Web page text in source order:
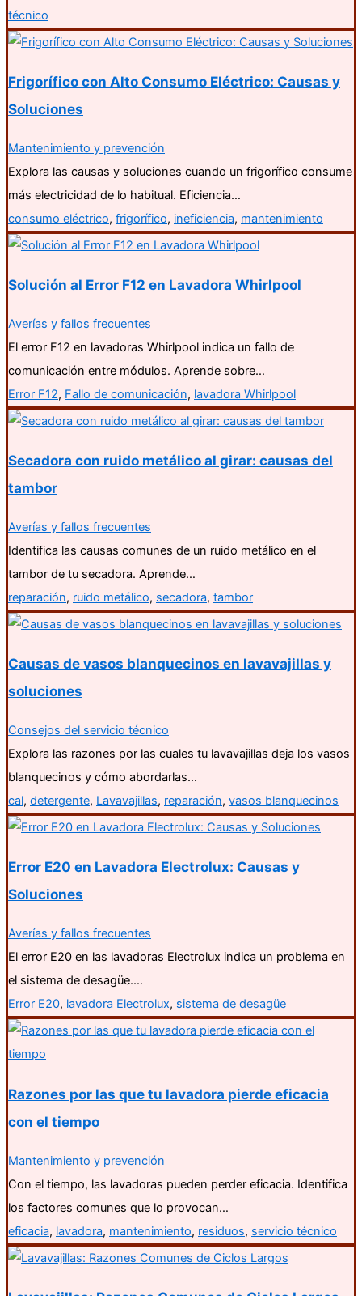
técnico
Frigorífico con Alto Consumo Eléctrico: Causas y
Soluciones
Mantenimiento y prevención
Explora las causas y soluciones cuando un frigorífico consume
más electricidad de lo habitual. Eficiencia…
consumo eléctrico, frigorífico, ineficiencia, mantenimiento
Solución al Error F12 en Lavadora Whirlpool
Averías y fallos frecuentes
El error F12 en lavadoras Whirlpool indica un fallo de
comunicación entre módulos. Aprende sobre…
Error F12, Fallo de comunicación, lavadora Whirlpool
Secadora con ruido metálico al girar: causas del
tambor
Averías y fallos frecuentes
Identifica las causas comunes de un ruido metálico en el
tambor de tu secadora. Aprende…
reparación, ruido metálico, secadora, tambor
Causas de vasos blanquecinos en lavavajillas y
soluciones
Consejos del servicio técnico
Explora las razones por las cuales tu lavavajillas deja los vasos
blanquecinos y cómo abordarlas…
cal, detergente, Lavavajillas, reparación, vasos blanquecinos
Error E20 en Lavadora Electrolux: Causas y
Soluciones
Averías y fallos frecuentes
El error E20 en las lavadoras Electrolux indica un problema en
el sistema de desagüe.…
Error E20, lavadora Electrolux, sistema de desagüe
Razones por las que tu lavadora pierde eficacia
con el tiempo
Mantenimiento y prevención
Con el tiempo, las lavadoras pueden perder eficacia. Identifica
los factores comunes que lo provocan…
eficacia, lavadora, mantenimiento, residuos, servicio técnico